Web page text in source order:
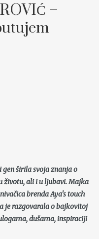
–
gen širila svoja znanja o
životu, ali i u ljubavi. Majka
brenda Aya's touch
je razgovarala o bajkovitoj
dušama, inspiraciji